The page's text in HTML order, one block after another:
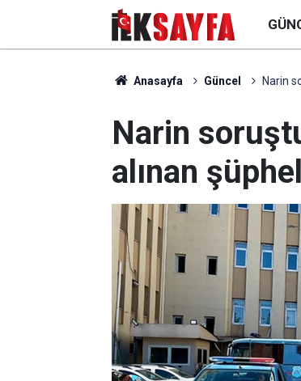
Anasayfa Güncel Narin
Narin
alınan